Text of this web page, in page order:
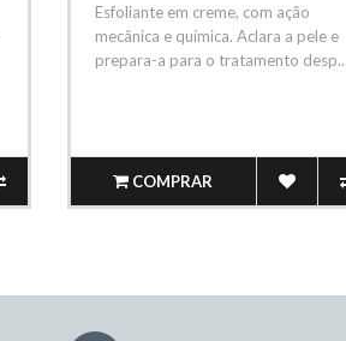
Esfoliante em creme, com ação
mecânica e química. Aclara a pele e
prepara-a para o tratamento desp..
COMPRAR